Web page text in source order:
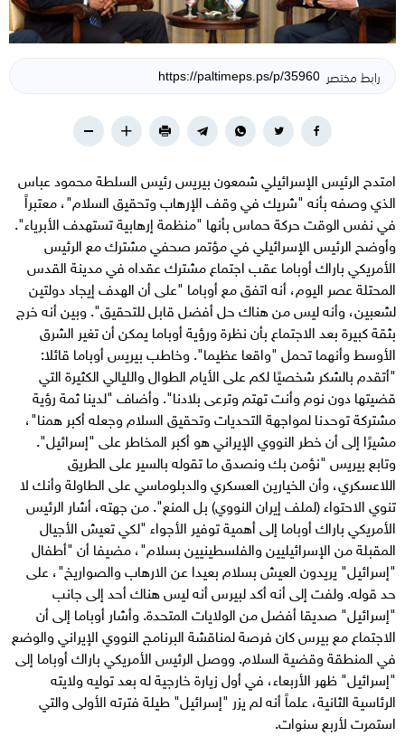
رابط مختصر
امتدح الرئيس الإسرائيلي شمعون بيريس رئيس السلطة محمود عباس
الذي وصفه بأنه "شريك في وقف الإرهاب وتحقيق السلام"، معتبراً
في نفس الوقت حركة حماس بأنها "منظمة إرهابية تستهدف الأبرياء".
وأوضح الرئيس الإسرائيلي في مؤتمر صحفي مشترك مع الرئيس
الأمريكي باراك أوباما عقب اجتماع مشترك عقداه في مدينة القدس
المحتلة عصر اليوم، أنه اتفق مع أوباما "على أن الهدف إيجاد دولتين
لشعبين، وأنه ليس من هناك حل أفضل قابل للتحقيق". وبين أنه خرج
بثقة كبيرة بعد الاجتماع بأن نظرة ورؤية أوباما يمكن أن تغير الشرق
الأوسط وأنهما تحمل "واقعا عظيما". وخاطب بيريس أوباما قائلا:
"أتقدم بالشكر شخصيًا لكم على الأيام الطوال والليالي الكثيرة التي
قضيتها دون نوم وأنت تهتم وترعى بلادنا". وأضاف "لدينا ثمة رؤية
مشتركة توحدنا لمواجهة التحديات وتحقيق السلام وجعله أكبر همنا"،
مشيرًا إلى أن خطر النووي الإيراني هو أكبر المخاطر على "إسرائيل".
وتابع بيريس "نؤمن بك ونصدق ما تقوله بالسير على الطريق
اللاعسكري، وأن الخيارين العسكري والدبلوماسي على الطاولة وأنك لا
تنوي الاحتواء (لملف إيران النووي) بل المنع". من جهته، أشار الرئيس
الأمريكي باراك أوباما إلى أهمية توفير الأجواء "لكي تعيش الأجيال
المقبلة من الإسرائيليين والفلسطينيين بسلام"، مضيفا أن "أطفال
"إسرائيل" يريدون العيش بسلام بعيدا عن الارهاب والصواريخ"، على
حد قوله. ولفت إلى أنه أكد لبيرس أنه ليس هناك أحد إلى جانب
"إسرائيل" صديقا أفضل من الولايات المتحدة. وأشار أوباما إلى أن
الاجتماع مع بيرس كان فرصة لمناقشة البرنامج النووي الإيراني والوضع
في المنطقة وقضية السلام. ووصل الرئيس الأمريكي باراك أوباما إلى
"إسرائيل" ظهر الأربعاء، في أول زيارة خارجية له بعد توليه ولايته
الرئاسية الثانية، علماً أنه لم يزر "إسرائيل" طيلة فترته الأولى والتي
استمرت لأربع سنوات.